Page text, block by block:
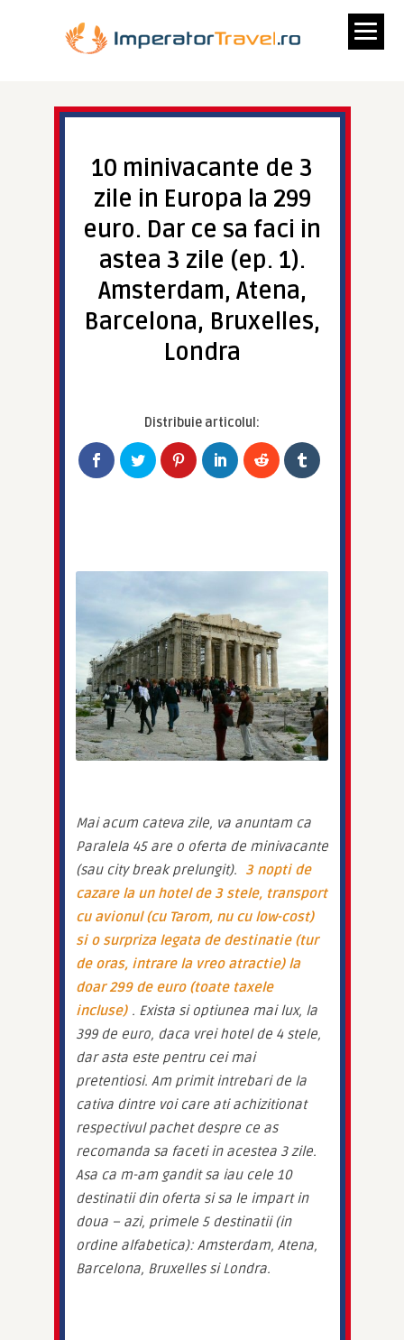
10 minivacante de 3
zile in Europa la 299
euro. Dar ce sa faci in
astea 3 zile (ep. 1).
Amsterdam, Atena,
Barcelona, Bruxelles,
Londra
Distribuie articolul:
Mai acum cateva zile, va anuntam ca
Paralela 45 are o oferta de minivacante
(sau city break prelungit).
3 nopti de
cazare la un hotel de 3 stele, transport
cu avionul (cu Tarom, nu cu low-cost)
si o surpriza legata de destinatie (tur
de oras, intrare la vreo atractie) la
doar 299 de euro (toate taxele
incluse) . Exista si optiunea mai lux, la
399 de euro, daca vrei hotel de 4 stele,
dar asta este pentru cei mai
pretentiosi. Am primit intrebari de la
cativa dintre voi care ati achizitionat
respectivul pachet despre ce as
recomanda sa faceti in acestea 3 zile.
Asa ca m-am gandit sa iau cele 10
destinatii din oferta si sa le impart in
doua – azi, primele 5 destinatii (in
ordine alfabetica): Amsterdam, Atena,
Barcelona, Bruxelles si Londra.